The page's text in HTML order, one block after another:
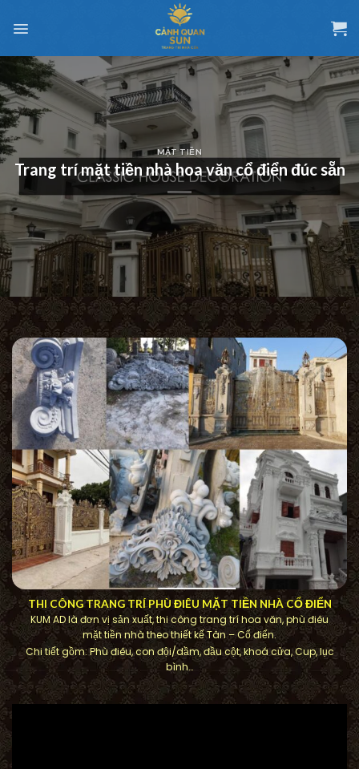
đến
dung
MẶT TIỀN
Trang trí mặt tiền nhà hoa văn cổ điển đúc sẵn
THI CÔNG TRANG TRÍ PHÙ ĐIÊU MẶT TIỀN NHÀ CỔ ĐIỂN
KUM AD là đơn vị sản xuất, thi công trang trí hoa văn, phù điêu
mặt tiền nhà theo thiết kế Tân – Cổ điển.
Chi tiết gồm: Phù điêu, con đội/dầm, đầu cột, khoá cửa, Cup, lục
bình…